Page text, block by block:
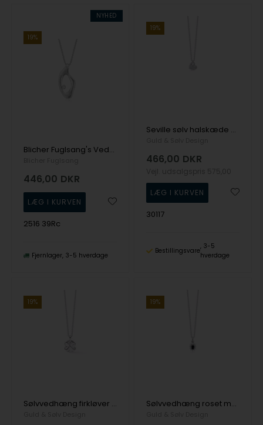
NYHED
19%
Blicher Fuglsang's Vedhæng i sølv med fin zirkonia
446,00 DKR
2516 39Rc
Fjernlager 3-5 hverdage
19%
Seville sølv halskæde hjerte med cz
466,00 DKR
30117
Bestillingsvare
3-5
hverdage
19%
Sølvvedhæng firkløver med cz og kæde
19%
Sølvvedhæng roset med sort/hvid cz og kæde